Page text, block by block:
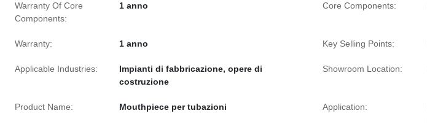
Warranty Of Core
Components:
1 anno Core Components:
Warranty: 1 anno Key Selling Points:
Applicable Industries:
Impianti di fabbricazione, opere di
costruzione
Showroom Location:
Product Name: Mouthpiece per tubazioni Application: